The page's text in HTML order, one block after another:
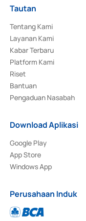
Tautan
Tentang Kami
Layanan Kami
Kabar Terbaru
Platform Kami
Riset
Bantuan
Pengaduan Nasabah
Download Aplikasi
Google Play
App Store
Windows App
Perusahaan Induk